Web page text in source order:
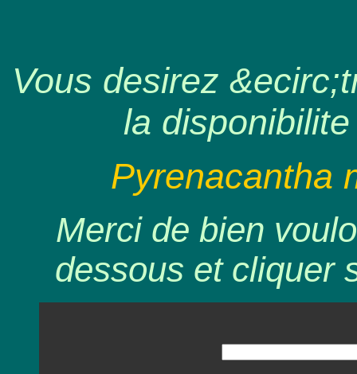
Vous desirez
la
Pyrenacantha
Merci de bien
dessous et cliquer